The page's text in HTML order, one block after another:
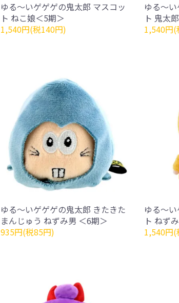
ゆる～いゲゲゲの鬼太郎 マスコッ
ト ねこ娘＜5期＞
1,540円(税140円)
ゆる～
ト 鬼太
1,540円
ゆる～いゲゲゲの鬼太郎 きたきた
まんじゅう ねずみ男 ＜6期＞
935円(税85円)
ゆる～
ト ねず
1,540円